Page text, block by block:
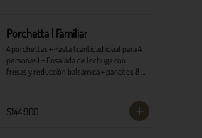
Porchetta | Familiar
4 porchettas + Pasta (cantidad ideal para 4
personas) + Ensalada de lechuga con
fresas y reducción balsámica + pancitos 8
$144.900